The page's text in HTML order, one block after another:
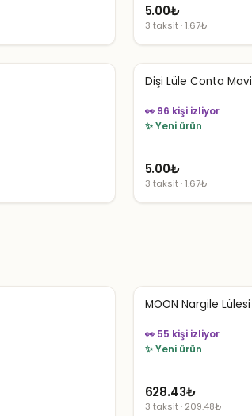
5.00₺
3 taksit · 1.67₺
Dişi Lüle Conta Mavi
👀 96 kişi izliyor
✨ Yeni ürün
5.00₺
3 taksit · 1.67₺
MOON Nargile Lülesi
👀 55 kişi izliyor
✨ Yeni ürün
628.43₺
3 taksit · 209.48₺